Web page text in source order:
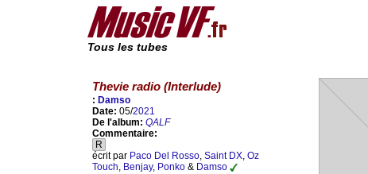
Tous les tubes
Thevie radio (Interlude)
: Damso
Date: 05/2021
De l'album: QALF
Commentaire:
R
écrit par Paco Del Rosso, Saint DX, Oz
Touch, Benjay, Ponko & Damso